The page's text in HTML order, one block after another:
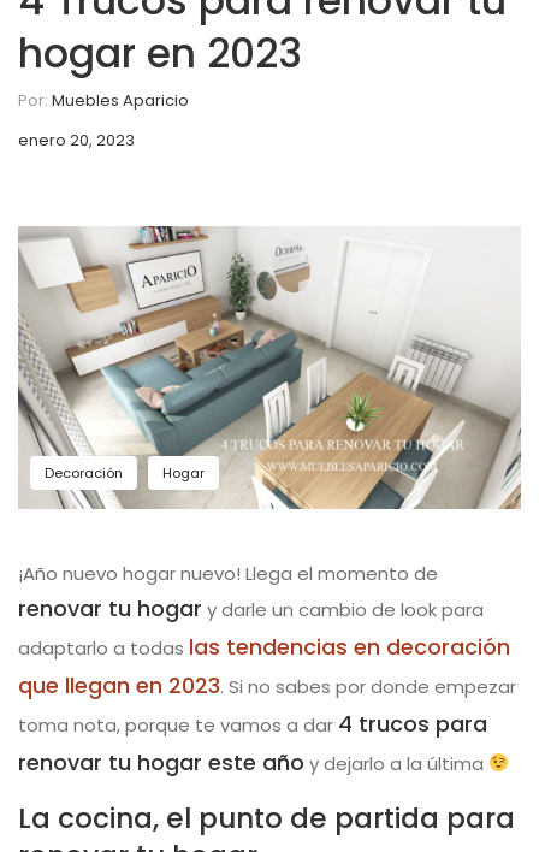
hogar en 2023
Por: Muebles Aparicio
enero 20, 2023
Decoración Hogar
¡Año nuevo hogar nuevo! Llega el momento de
renovar tu hogar y darle un cambio de look para
adaptarlo a todas las tendencias en decoración
que llegan en 2023. Si no sabes por donde empezar
toma nota, porque te vamos a dar 4 trucos para
renovar tu hogar este año y dejarlo a la última
La cocina, el punto de partida para